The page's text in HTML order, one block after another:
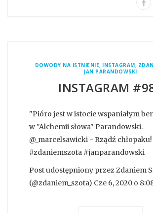
DOWODY NA ISTNIENIE, INSTAGRAM,
JAN PARANDOWSKI
INSTAGRAM
"Pióro jest w istocie wspaniałym
w "Alchemii słowa" Parandowski.
@_marcelsawicki - Rządź chłopaku!
#zdaniemszota #janparandowski
Post udostępniony przez Zdaniem
(@zdaniem_szota) Cze 6, 2020 o